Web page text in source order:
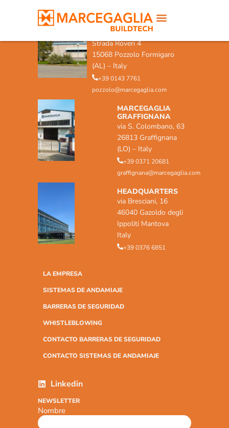
MARCEGAGLIA POZZOLO
FORMIGARO
Strada Roveri 4
15068 Pozzolo Formigaro
(AL) – Italy
+39 0143 7761
pozzolo@marcegaglia.com
MARCEGAGLIA
GRAFFIGNANA
via S. Colombano, 63
26813 Graffignana
(LO) – Italy
+39 0371 20681
graffignana@marcegaglia.com
HEADQUARTERS
via Bresciani, 16
46040 Gazoldo degli
Ippoliti Mantova
Italy
+39 0376 6851
LA EMPRESA
SISTEMAS DE ANDAMIAJE
BARRERAS DE SEGURIDAD
WHISTLEBLOWING
CONTACTO BARRERAS DE SEGURIDAD
CONTACTO SISTEMAS DE ANDAMIAJE
Linkedin
NEWSLETTER
Nombre